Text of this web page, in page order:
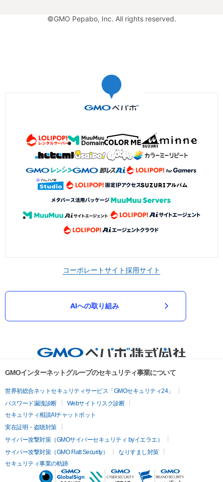
©GMO Pepabo, Inc. All rights reserved.
コーポレートサイト採用サイト
AIへの取り組み
GMOインターネットグループのセキュリティ事業について
世界初総合ネットセキュリティサービス「GMOセキュリティ24」
パスワード漏洩診断
Webサイトリスク診断
セキュリティ相談AIチャットボット
実在証明・盗聴対策
サイバー攻撃対策（GMOサイバーセキュリティ byイエラエ）
サイバー攻撃対策（GMO Flatt Security）
なりすまし対策
セキュリティ事業の軌跡